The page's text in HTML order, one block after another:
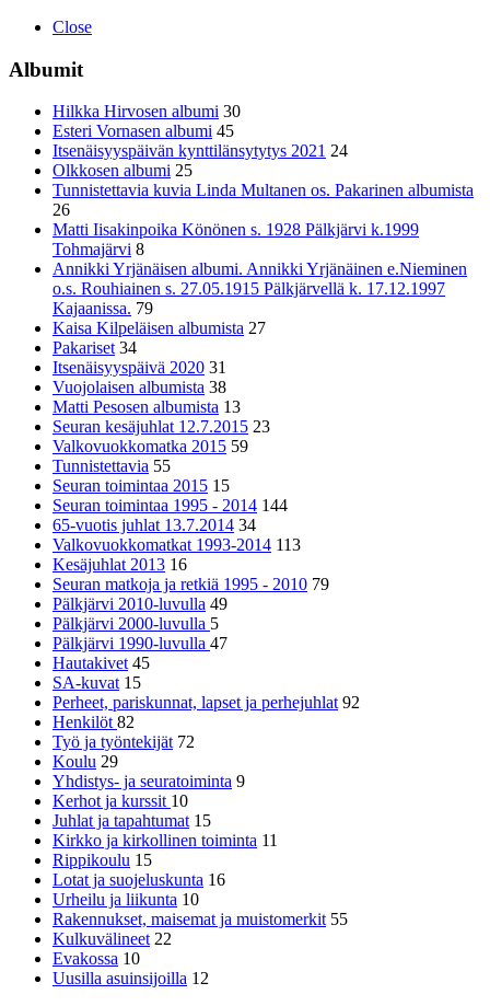
Close
Albumit
Hilkka Hirvosen albumi 30
Esteri Vornasen albumi 45
Itsenäisyyspäivän kynttilänsytytys 2021 24
Olkkosen albumi 25
Tunnistettavia kuvia Linda Multanen os. Pakarinen albumista
26
Matti Iisakinpoika Könönen s. 1928 Pälkjärvi k.1999
Tohmajärvi 8
Annikki Yrjänäisen albumi. Annikki Yrjänäinen e.Nieminen
o.s. Rouhiainen s. 27.05.1915 Pälkjärvellä k. 17.12.1997
Kajaanissa. 79
Kaisa Kilpeläisen albumista 27
Pakariset 34
Itsenäisyyspäivä 2020 31
Vuojolaisen albumista 38
Matti Pesosen albumista 13
Seuran kesäjuhlat 12.7.2015 23
Valkovuokkomatka 2015 59
Tunnistettavia 55
Seuran toimintaa 2015 15
Seuran toimintaa 1995 - 2014 144
65-vuotis juhlat 13.7.2014 34
Valkovuokkomatkat 1993-2014 113
Kesäjuhlat 2013 16
Seuran matkoja ja retkiä 1995 - 2010 79
Pälkjärvi 2010-luvulla 49
Pälkjärvi 2000-luvulla 5
Pälkjärvi 1990-luvulla 47
Hautakivet 45
SA-kuvat 15
Perheet, pariskunnat, lapset ja perhejuhlat 92
Henkilöt82
Työ ja työntekijät 72
Koulu 29
Yhdistys- ja seuratoiminta 9
Kerhot ja kurssit 10
Juhlat ja tapahtumat 15
Kirkko ja kirkollinen toiminta 11
Rippikoulu 15
Lotat ja suojeluskunta 16
Urheilu ja liikunta 10
Rakennukset, maisemat ja muistomerkit 55
Kulkuvälineet 22
Evakossa 10
Uusilla asuinsijoilla 12